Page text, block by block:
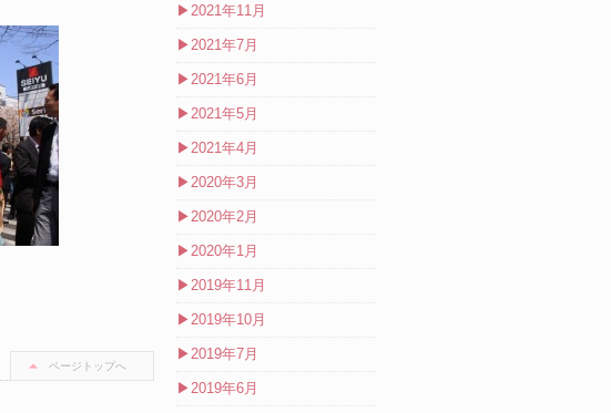
ページトップへ
▶2021年11月
▶2021年7月
▶2021年6月
▶2021年5月
▶2021年4月
▶2020年3月
▶2020年2月
▶2020年1月
▶2019年11月
▶2019年10月
▶2019年7月
▶2019年6月